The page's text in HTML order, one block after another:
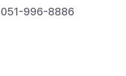
051-996-8886